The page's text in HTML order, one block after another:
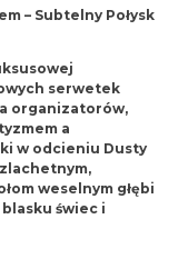
– Subtelny Połysk
serwetek
organizatorów,
a
w odcieniu Dusty
weselnym głębi
świec i